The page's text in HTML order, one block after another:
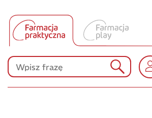
Produkty Polpharmy
KONKURSY